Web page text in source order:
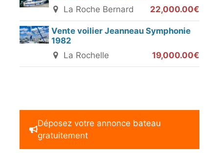
La Roche Bernard
22,000.00€
Vente voilier Jeanneau Symphonie
1982
La Rochelle
19,000.00€
Déposez votre annonce bateau
gratuitement